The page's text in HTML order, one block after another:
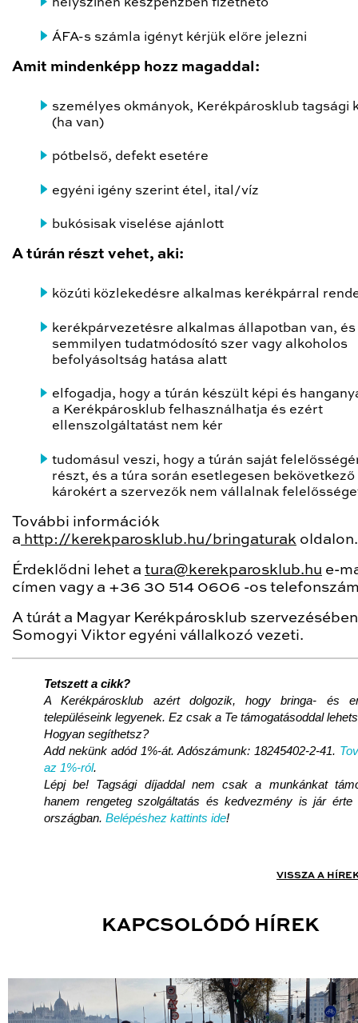
helyszínen készpénzben fizethető
ÁFA-s számla igényt kérjük előre jelezni
Amit mindenképp hozz magaddal:
személyes okmányok, Kerékpárosklub tagsági
(ha van)
pótbelső, defekt esetére
egyéni igény szerint étel, ital/víz
bukósisak viselése ajánlott
A túrán részt vehet, aki:
közúti közlekedésre alkalmas kerékpárral
kerékpárvezetésre alkalmas állapotban van,
semmilyen tudatmódosító szer vagy alkoholos
befolyásoltság hatása alatt
elfogadja, hogy a túrán készült képi és
a Kerékpárosklub felhasználhatja és ezért
ellenszolgáltatást nem kér
tudomásul veszi, hogy a túrán saját
részt, és a túra során esetlegesen bekövetkező
károkért a szervezők nem vállalnak
További információk
a http://kerekparosklub.hu/bringaturak oldalon.
Érdeklődni lehet a tura@kerekparosklub.hu e-
címen vagy a +36 30 514 0606 -os
A túrát a Magyar Kerékpárosklub szervezésében
Somogyi Viktor egyéni vállalkozó vezeti.
Tetszett a cikk?
A Kerékpárosklub azért dolgozik, hogy bringa- és
településeink legyenek. Ez csak a Te támogatásoddal
Hogyan segíthetsz?
Add nekünk adód 1%-át. Adószámunk: 18245402-2-41.
az 1%-ról.
Lépj be! Tagsági díjaddal nem csak a munkánkat
hanem rengeteg szolgáltatás és kedvezmény is jár
országban. Belépéshez kattints ide!
VISSZA A
KAPCSOLÓDÓ HÍREK